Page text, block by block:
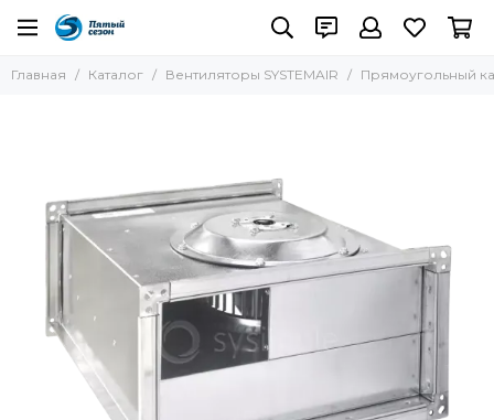
Вентиляторы SYSTEMAIR
Осевые вентиляторы
Прямоугольные канальные вентиляторы
Термостойкие вентиляторы
Главная Каталог Вентиляторы SYSTEMAIR Прямоугольный